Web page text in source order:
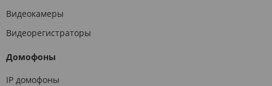
Видеокамеры
Видеорегистраторы
Домофоны
IP домофоны